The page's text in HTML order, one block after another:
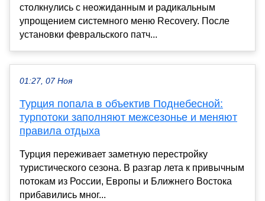
столкнулись с неожиданным и радикальным
упрощением системного меню Recovery. После
установки февральского патч...
01:27, 07 Ноя
Турция попала в объектив Поднебесной:
турпотоки заполняют межсезонье и меняют
правила отдыха
Турция переживает заметную перестройку
туристического сезона. В разгар лета к привычным
потокам из России, Европы и Ближнего Востока
прибавились мног...